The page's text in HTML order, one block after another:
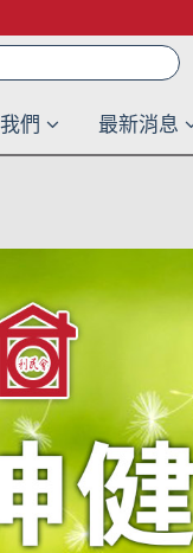
們 最新消息